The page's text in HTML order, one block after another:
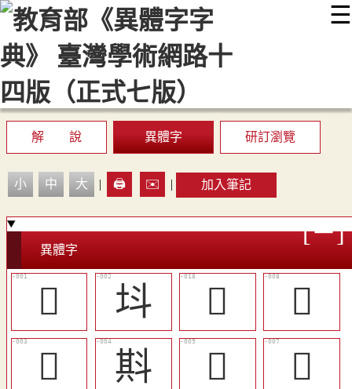
☰
::: 最新消息 常見問題 編輯說明
顯示模式
網站導覽
解 說 異體字 研訂瀏覽
小 中 大 | 🖨️ ✉️ | 加入筆記
異體字
𡈿 㘰 󲡍
󲡇
𣁱
㪸 󲡈
󲡆